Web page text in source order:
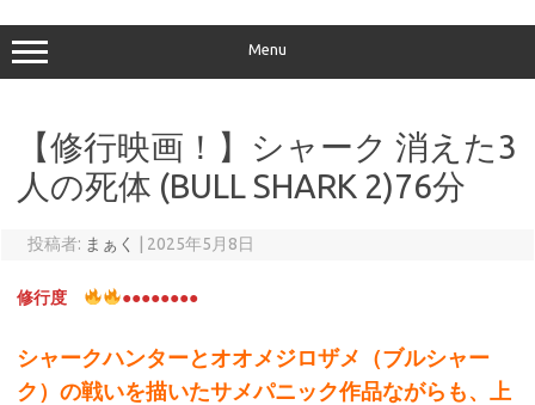
Menu
【修行映画！】シャーク 消えた3
人の死体 (BULL SHARK 2)76分
投稿者: まぁく 2025年5月8日
修行度 ●●●●●●●●
シャークハンターとオオメジロザメ（ブルシャー
ク）の戦いを描いたサメパニック作品ながらも、上